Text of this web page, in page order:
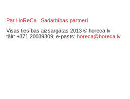
Par HoReCa
Sadarbības partneri
Visas tiesības aizsargātas 2013 © horeca.lv
tālr: +371 20039309; e-pasts: horeca@horeca.lv